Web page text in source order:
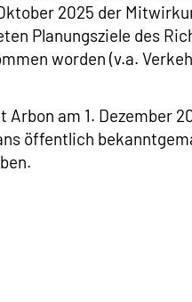
2025 der
Planungsziele des
worden (v.a.
Arbon am 1. Dezember
öffentlich